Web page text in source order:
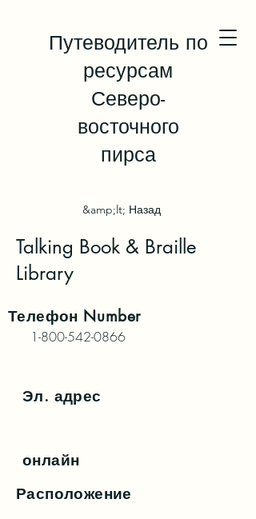
Путеводитель по
ресурсам
Северо-
восточного
пирса
&amp;lt; Назад
Talking Book & Braille
Library
Телефон Number
1-800-542-0866
Эл. адрес
онлайн
Расположение